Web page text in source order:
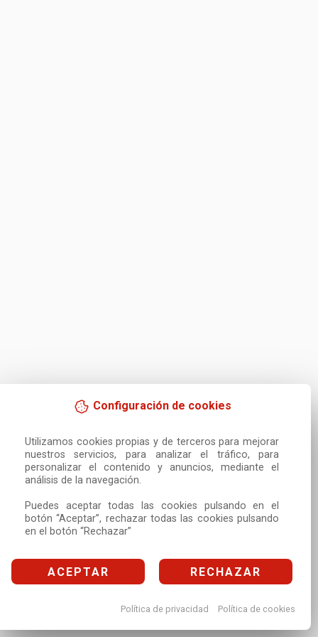
Configuración de cookies
Utilizamos cookies propias y de terceros para mejorar
nuestros servicios, para analizar el tráfico, para
personalizar el contenido y anuncios, mediante el
análisis de la navegación.
Puedes aceptar todas las cookies pulsando en el
botón “Aceptar”, rechazar todas las cookies pulsando
en el botón “Rechazar”
ACEPTAR RECHAZAR
Política de privacidad Política de cookies